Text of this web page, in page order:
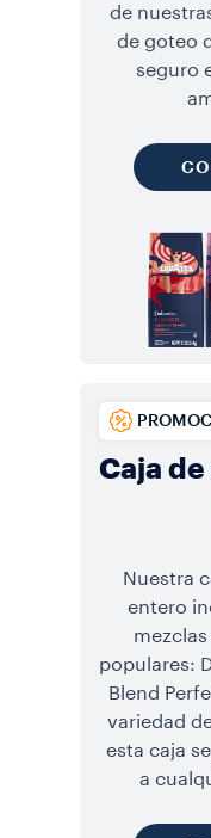
de
de goteo
seguro
Caja
Nuestra
entero
populares:
Blend
variedad
esta caja
a